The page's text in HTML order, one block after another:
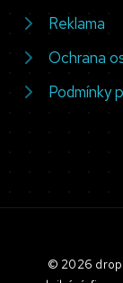
Reklama
Ochrana
Podmínky
© 2026